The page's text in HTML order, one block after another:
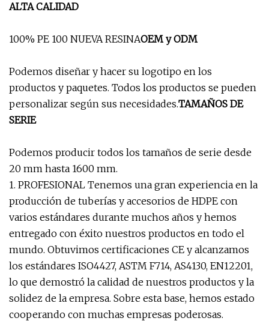
ALTA CALIDAD
100% PE 100 NUEVA RESINAOEM y ODM
Podemos diseñar y hacer su logotipo en los
productos y paquetes. Todos los productos se pueden
personalizar según sus necesidades.TAMAÑOS DE
SERIE
Podemos producir todos los tamaños de serie desde
20 mm hasta 1600 mm.
1. PROFESIONAL Tenemos una gran experiencia en la
producción de tuberías y accesorios de HDPE con
varios estándares durante muchos años y hemos
entregado con éxito nuestros productos en todo el
mundo. Obtuvimos certificaciones CE y alcanzamos
los estándares ISO4427, ASTM F714, AS4130, EN12201,
lo que demostró la calidad de nuestros productos y la
solidez de la empresa. Sobre esta base, hemos estado
cooperando con muchas empresas poderosas.